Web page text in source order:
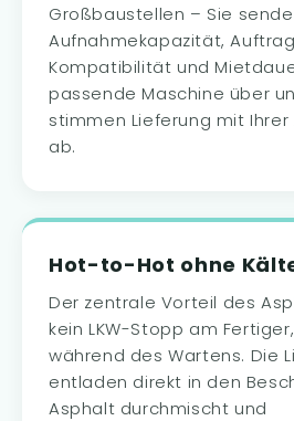
Großbaustellen – Sie
Aufnahmekapazität,
Kompatibilität und
passende Maschine über
stimmen Lieferung mit
ab.
Hot-to-Hot ohne
Der zentrale Vorteil des
kein LKW-Stopp am
während des Wartens. Die
entladen direkt in den
Asphalt durchmischt und